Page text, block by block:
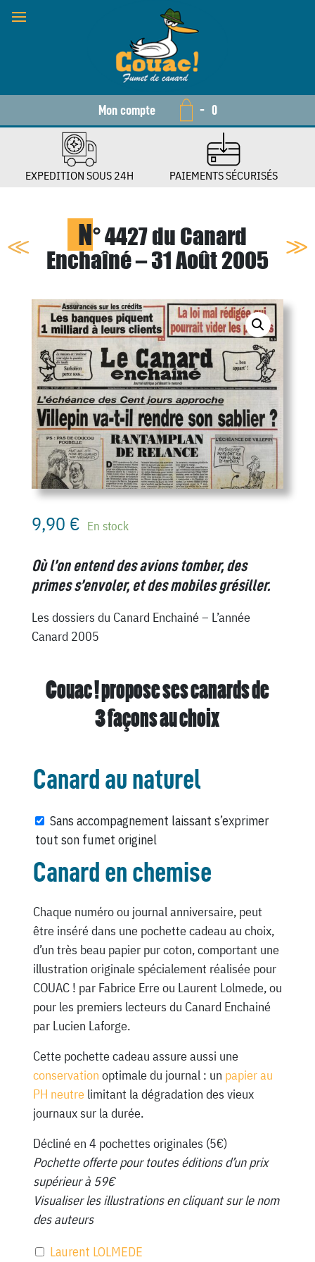
Mon compte - 0
EXPEDITION SOUS 24H PAIEMENTS SÉCURISÉS
N° 4427 du Canard
Enchaîné – 31 Août 2005
9,90 € En stock
Où l’on entend des avions tomber, des
primes s’envoler, et des mobiles grésiller.
Les dossiers du Canard Enchainé – L’année
Canard 2005
Couac ! propose ses canards de
3 façons au choix
Canard au naturel
Sans accompagnement laissant s’exprimer
tout son fumet originel
Canard en chemise
Chaque numéro ou journal anniversaire, peut
être inséré dans une pochette cadeau au choix,
d’un très beau papier pur coton, comportant une
illustration originale spécialement réalisée pour
COUAC ! par Fabrice Erre ou Laurent Lolmede, ou
pour les premiers lecteurs du Canard Enchainé
par Lucien Laforge.
Cette pochette cadeau assure aussi une
conservation optimale du journal : un papier au
PH neutrelimitant la dégradation des vieux
journaux sur la durée.
Décliné en 4 pochettes originales (5€)
Pochette offerte pour toutes éditions d’un prix
supérieur à 59€
Visualiser les illustrations en cliquant sur le nom
des auteurs
Laurent LOLMEDE